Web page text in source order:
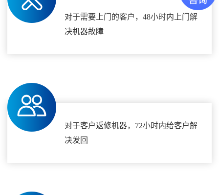
对于需要上门的客户，48小时内上门解
决机器故障
对于客户返修机器，72小时内给客户解
决发回